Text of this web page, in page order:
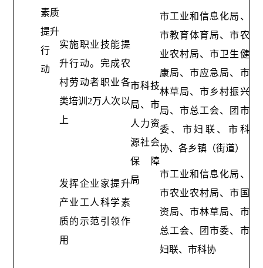
素质
提升
行
动
实施职业技能提
升行动。完成农
村劳动者职业各
类培训2万人次以
上
市科技
局、市
人力资
源社会
保障
局
市工业和信息化局、
市教育体育局、市农
业农村局、市卫生健
康局、市应急局、市
林草局、市乡村振兴
局、市总工会、团市
委、市妇联、市科
协、各乡镇（街道）
发挥企业家提升
产业工人科学素
质的示范引领作
用
市工业和信息化局、
市农业农村局、市国
资局、市林草局、市
总工会、团市委、市
妇联、市科协